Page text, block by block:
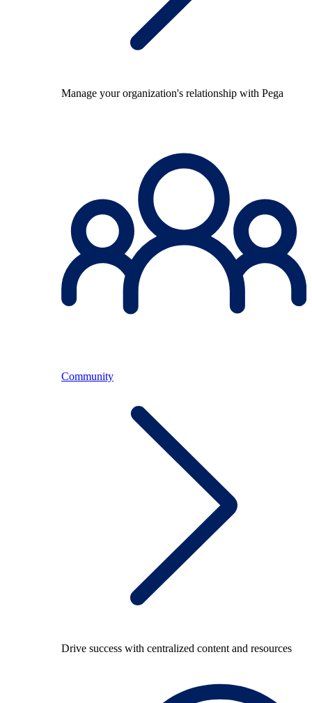
Manage your organization's relationship with Pega
Community
Drive success with centralized content and resources